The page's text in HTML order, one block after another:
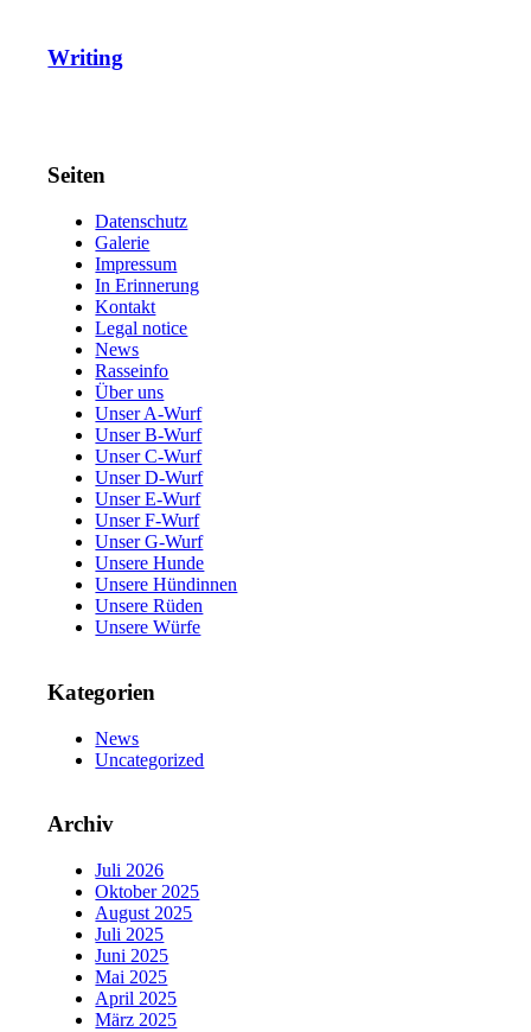
Writing
Seiten
Datenschutz
Galerie
Impressum
In Erinnerung
Kontakt
Legal notice
News
Rasseinfo
Über uns
Unser A-Wurf
Unser B-Wurf
Unser C-Wurf
Unser D-Wurf
Unser E-Wurf
Unser F-Wurf
Unser G-Wurf
Unsere Hunde
Unsere Hündinnen
Unsere Rüden
Unsere Würfe
Kategorien
News
Uncategorized
Archiv
Juli 2026
Oktober 2025
August 2025
Juli 2025
Juni 2025
Mai 2025
April 2025
März 2025